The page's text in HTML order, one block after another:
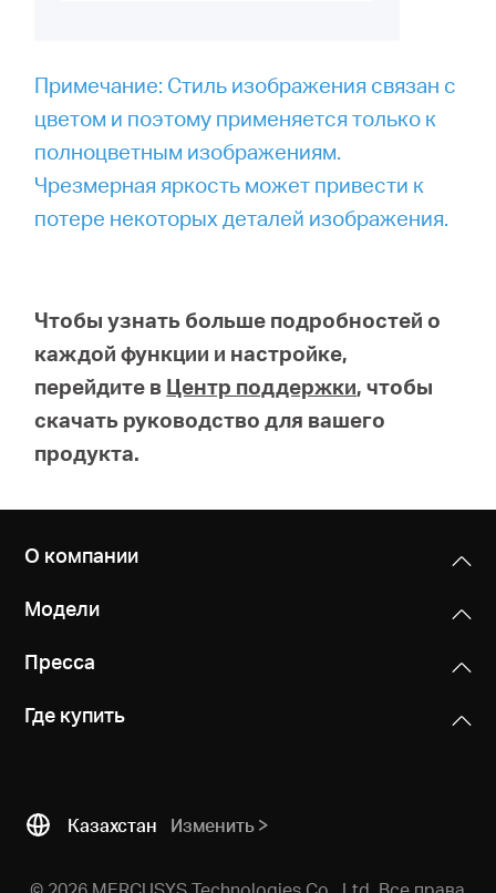
Примечание: Стиль изображения связан с
цветом и поэтому применяется только к
полноцветным изображениям.
Чрезмерная яркость может привести к
потере некоторых деталей изображения.
Чтобы узнать больше подробностей о
каждой функции и настройке,
перейдите в Центр поддержки, чтобы
скачать руководство для вашего
продукта.
О компании
Модели
Пресса
Где купить
Казахстан Изменить